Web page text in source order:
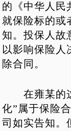
的《中华人民
就保险标的或
知。投保人故
以影响保险人
除合同。
在雍某的这
化”属于保险
司如实告知。